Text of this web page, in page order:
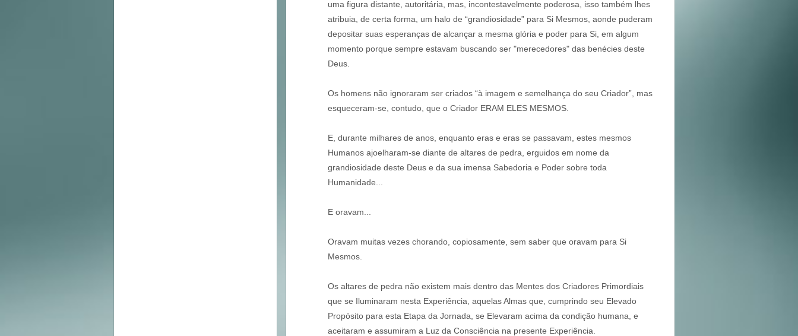
uma figura distante, autoritária, mas, incontestavelmente poderosa, isso também lhes
atribuia, de certa forma, um halo de “grandiosidade” para Si Mesmos, aonde puderam
depositar suas esperanças de alcançar a mesma glória e poder para Si, em algum
momento porque sempre estavam buscando ser "merecedores" das benécies deste
Deus.
Os homens não ignoraram ser criados “à imagem e semelhança do seu Criador”, mas
esqueceram-se, contudo, que o Criador ERAM ELES MESMOS.
E, durante milhares de anos, enquanto eras e eras se passavam, estes mesmos
Humanos ajoelharam-se diante de altares de pedra, erguidos em nome da
grandiosidade deste Deus e da sua imensa Sabedoria e Poder sobre toda
Humanidade...
E oravam...
Oravam muitas vezes chorando, copiosamente, sem saber que oravam para Si
Mesmos.
Os altares de pedra não existem mais dentro das Mentes dos Criadores Primordiais
que se Iluminaram nesta Experiência, aquelas Almas que, cumprindo seu Elevado
Propósito para esta Etapa da Jornada, se Elevaram acima da condição humana, e
aceitaram e assumiram a Luz da Consciência na presente Experiência.